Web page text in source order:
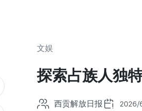
文娱
探索占族人独
西贡解放日报 2026/